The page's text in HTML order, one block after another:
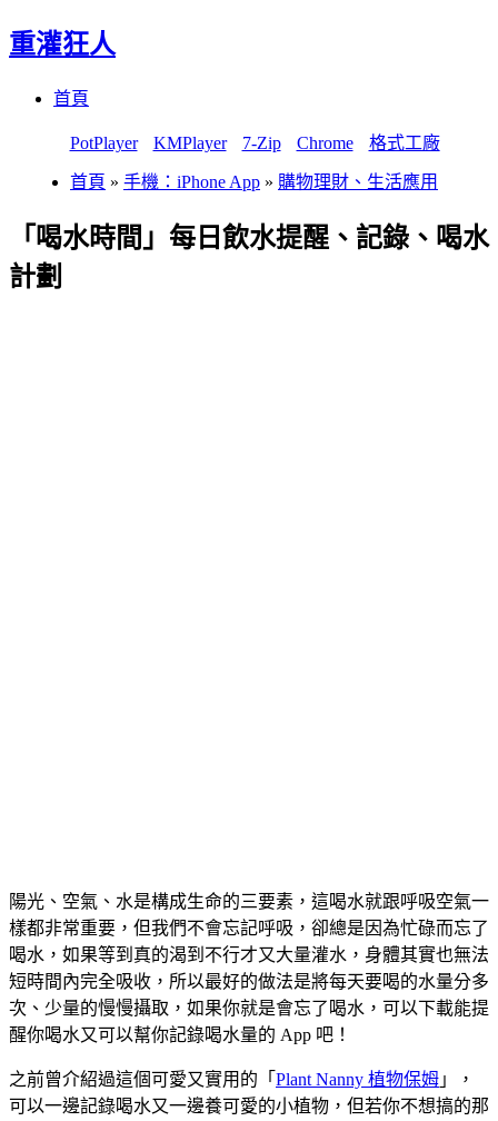
重灌狂人
首頁
PotPlayer KMPlayer 7-Zip Chrome 格式工廠
首頁 » 手機：iPhone App » 購物理財、生活應用
「喝水時間」每日飲水提醒、記錄、喝水
計劃
陽光、空氣、水是構成生命的三要素，這喝水就跟呼吸空氣一
樣都非常重要，但我們不會忘記呼吸，卻總是因為忙碌而忘了
喝水，如果等到真的渴到不行才又大量灌水，身體其實也無法
短時間內完全吸收，所以最好的做法是將每天要喝的水量分多
次、少量的慢慢攝取，如果你就是會忘了喝水，可以下載能提
醒你喝水又可以幫你記錄喝水量的 App 吧！
之前曾介紹過這個可愛又實用的「 Plant Nanny 植物保姆 」，
可以一邊記錄喝水又一邊養可愛的小植物，但若你不想搞的那